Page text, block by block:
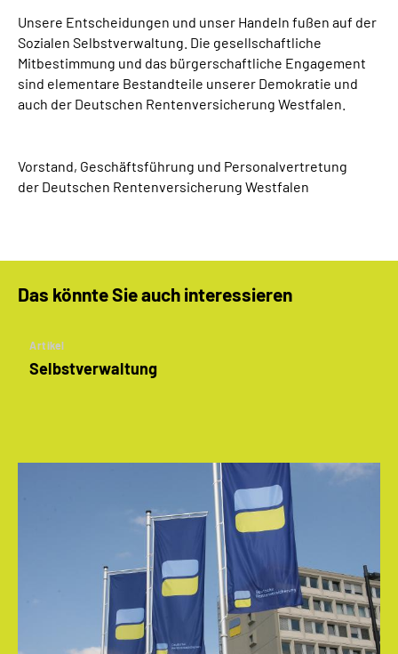
Unsere Entscheidungen und unser Handeln fußen auf der
Sozialen Selbstverwaltung. Die gesellschaftliche
Mitbestimmung und das bürgerschaftliche Engagement
sind elementare Bestandteile unserer Demokratie und
auch der Deutschen Rentenversicherung Westfalen.
Vorstand, Geschäftsführung und Personalvertretung
der Deutschen Rentenversicherung Westfalen
Das könnte Sie auch interessieren
Artikel
Selbstverwaltung